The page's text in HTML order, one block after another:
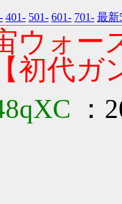
401- 501- 601- 701- 最新
ウォ
初代ガ
：